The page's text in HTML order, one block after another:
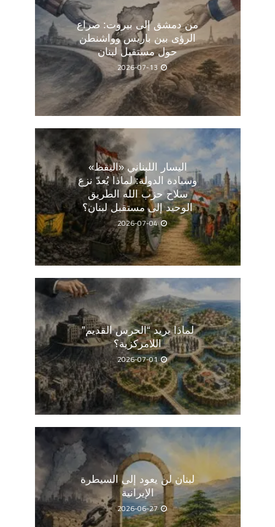
من دمشق إلى بيروت: صراع
الرؤى بين باريس وواشنطن
حول مستقبل لبنان
2026-07-13
اليسار اللبناني «اليقظ»
وسيادة الدولة: لماذا يُعدّ نزع
سلاح حزب الله الطريق
الوحيد إلى مستقبل لبنان؟
2026-07-04
لماذا يريد “الحرس القديم”
اللامركزية؟
2026-07-01
لبنان لن يعود إلى السيطرة
الإيرانية
2026-06-27